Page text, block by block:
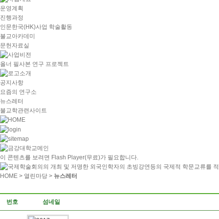
운영계획
진행과정
인문한국(HK)사업 학술활동
불교아카데미
문헌자료실
올너 필사본 연구 프로젝트
공지사항
요즘의 연구소
뉴스레터
불교학관련사이트
이 콘텐츠를 보려면 Flash Player(무료)가 필요합니다.
HOME > 열린마당 > 뉴스레터
번호 섬네일